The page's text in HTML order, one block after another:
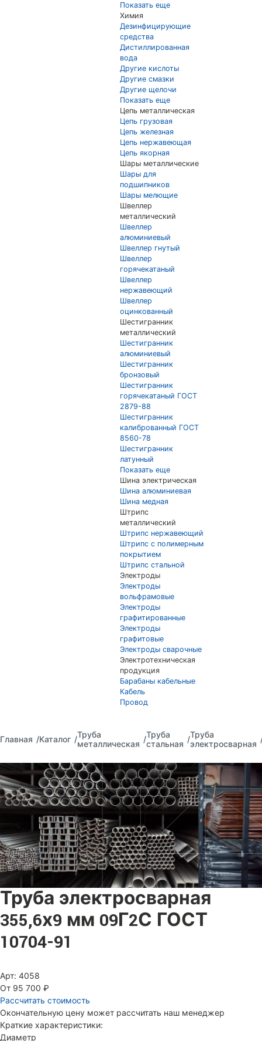
Показать еще
Химия
Дезинфицирующие
средства
Дистиллированная
вода
Другие кислоты
Другие смазки
Другие щелочи
Показать еще
Цепь металлическая
Цепь грузовая
Цепь железная
Цепь нержавеющая
Цепь якорная
Шары металлические
Шары для
подшипников
Шары мелющие
Швеллер
металлический
Швеллер
алюминиевый
Швеллер гнутый
Швеллер
горячекатаный
Швеллер
нержавеющий
Швеллер
оцинкованный
Шестигранник
металлический
Шестигранник
алюминиевый
Шестигранник
бронзовый
Шестигранник
горячекатаный ГОСТ
2879-88
Шестигранник
калиброванный ГОСТ
8560-78
Шестигранник
латунный
Показать еще
Шина электрическая
Шина алюминиевая
Шина медная
Штрипс
металлический
Штрипс нержавеющий
Штрипс с полимерным
покрытием
Штрипс стальной
Электроды
Электроды
вольфрамовые
Электроды
графитированные
Электроды
графитовые
Электроды сварочные
Электротехническая
продукция
Барабаны кабельные
Кабель
Провод
Главная Каталог
Труба
металлическая
Труба
стальная
Труба
электросварная
Труба электросварная
355,6х9 мм 09Г2С ГОСТ
10704-91
Арт: 4058
От 95 700 ₽
Рассчитать стоимость
Окончательную цену может рассчитать наш менеджер
Краткие характеристики:
Диаметр